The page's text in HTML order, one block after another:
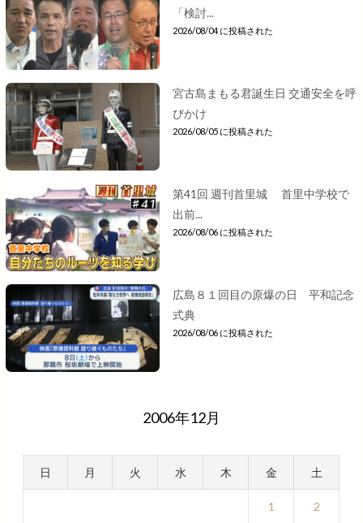
「検討...
2026/08/04 に投稿された
宮古島まもる君誕生日 交通安全を呼
びかけ
2026/08/05 に投稿された
第41回 週刊首里城 首里中学校で
出前...
2026/08/06 に投稿された
広島８１回目の原爆の日 平和記念
式典
2026/08/06 に投稿された
2006年12月
日 月 火 水 木 金 土
1 2